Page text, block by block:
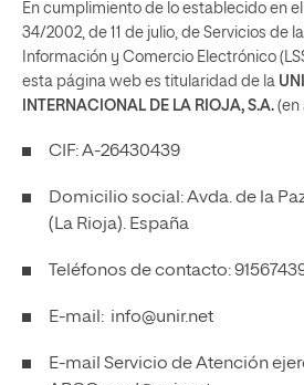
En cumplimiento de lo establecido en el
34/2002, de 11 de julio, de Servicios de
Información y Comercio Electrónico
esta página web es titularidad de la
INTERNACIONAL DE LA RIOJA, S.A. (en
CIF: A-26430439
Domicilio social: Avda. de la
(La Rioja). España
Teléfonos de contacto:
E-mail: info@unir.net
E-mail Servicio de Atención